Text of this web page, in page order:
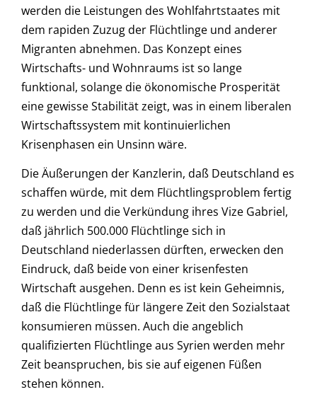
werden die Leistungen des Wohlfahrtstaates mit
dem rapiden Zuzug der Flüchtlinge und anderer
Migranten abnehmen. Das Konzept eines
Wirtschafts- und Wohnraums ist so lange
funktional, solange die ökonomische Prosperität
eine gewisse Stabilität zeigt, was in einem liberalen
Wirtschaftssystem mit kontinuierlichen
Krisenphasen ein Unsinn wäre.
Die Äußerungen der Kanzlerin, daß Deutschland es
schaffen würde, mit dem Flüchtlingsproblem fertig
zu werden und die Verkündung ihres Vize Gabriel,
daß jährlich 500.000 Flüchtlinge sich in
Deutschland niederlassen dürften, erwecken den
Eindruck, daß beide von einer krisenfesten
Wirtschaft ausgehen. Denn es ist kein Geheimnis,
daß die Flüchtlinge für längere Zeit den Sozialstaat
konsumieren müssen. Auch die angeblich
qualifizierten Flüchtlinge aus Syrien werden mehr
Zeit beanspruchen, bis sie auf eigenen Füßen
stehen können.